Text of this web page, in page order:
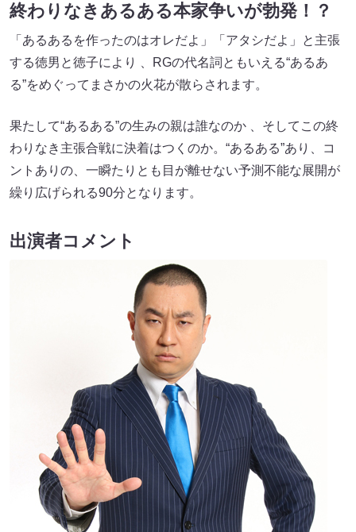
終わりなきあるある本家争いが勃発！？
「あるあるを作ったのはオレだよ」「アタシだよ」と主張
する徳男と徳子により 、RGの代名詞ともいえる“あるあ
る”をめぐってまさかの火花が散らされます。
果たして“あるある”の生みの親は誰なのか 、そしてこの終
わりなき主張合戦に決着はつくのか。“あるある”あり、コ
ントありの、一瞬たりとも目が離せない予測不能な展開が
繰り広げられる90分となります。
出演者コメント